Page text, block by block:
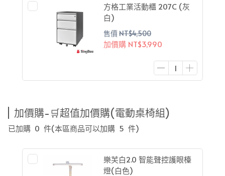
方格工業活動櫃 207C (灰
白)
售價NT$4,500
加價購 NT$3,990
加價購-🛒超值加價購(電動桌椅組)
已加購 0 件(本區商品可以加購 5 件)
樂芙白2.0 智能聲控護眼檯
燈(白色)